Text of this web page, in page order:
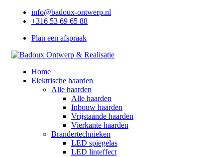
info@badoux-ontwerp.nl
+316 53 69 65 88
Plan een afspraak
Home
Elektrische haarden
Alle haarden
Alle haarden
Inbouw haarden
Vrijstaande haarden
Vierkante haarden
Brandertechnieken
LED spiegelas
LED linteffect